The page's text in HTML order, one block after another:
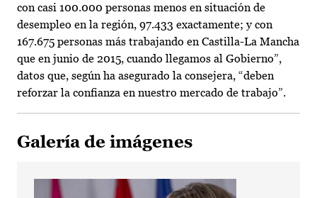
con casi 100.000 personas menos en situación de
desempleo en la región, 97.433 exactamente; y con
167.675 personas más trabajando en Castilla-La Mancha
que en junio de 2015, cuando llegamos al Gobierno”,
datos que, según ha asegurado la consejera, “deben
reforzar la confianza en nuestro mercado de trabajo”.
Galería de imágenes